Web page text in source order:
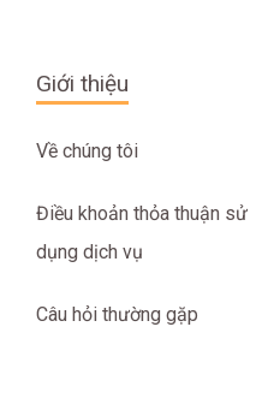
Giới thiệu
Về chúng tôi
Điều khoản thỏa thuận sử
dụng dịch vụ
Câu hỏi thường gặp